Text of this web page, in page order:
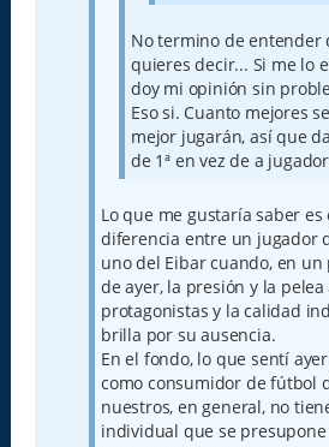
No termino de entender
quieres decir... Si me lo
doy mi opinión sin
Eso si. Cuanto mejores
mejor jugarán, así que
de 1ª en vez de a
Lo que me gustaría saber es
diferencia entre un jugador
uno del Eibar cuando, en
de ayer, la presión y la pelea
protagonistas y la calidad
brilla por su ausencia.
En el fondo, lo que sentí
como consumidor de fútbol
nuestros, en general, no
individual que se